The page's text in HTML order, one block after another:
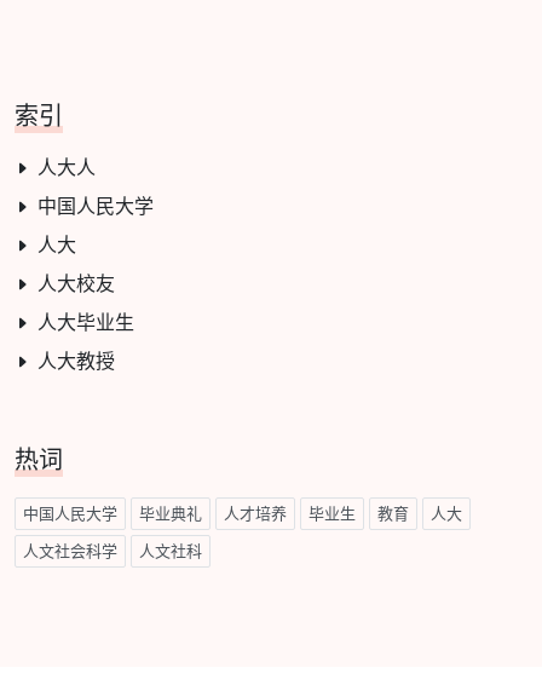
索引
人大人
中国人民大学
人大
人大校友
人大毕业生
人大教授
热词
中国人民大学 毕业典礼 人才培养 毕业生 教育 人大
人文社会科学 人文社科